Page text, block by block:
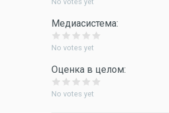
Медиасистема:
No votes yet
Оценка в целом:
No votes yet